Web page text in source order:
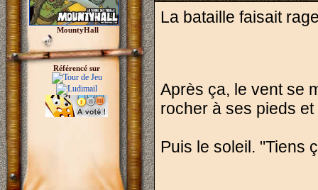
MountyHall
Référencé sur
La bataille faisait
Après ça, le vent se
rocher à ses pieds
Puis le soleil. "Tiens